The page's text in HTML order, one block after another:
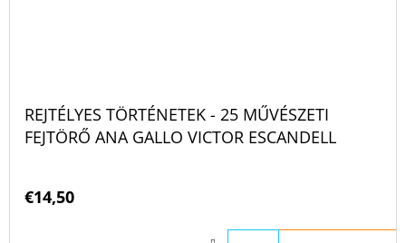
REJTÉLYES TÖRTÉNETEK - 25 MŰVÉSZETI
FEJTÖRŐ ANA GALLO VICTOR ESCANDELL
€14,50